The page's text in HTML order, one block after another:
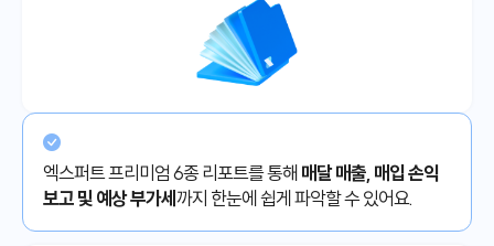
엑스퍼트 프리미엄 6종 리포트를 통해 매달 매출, 매입 손익
보고 및 예상 부가세 까지 한눈에 쉽게 파악할 수 있어요.